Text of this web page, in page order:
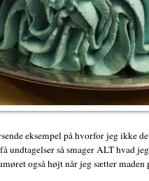
eksempel på hvorfor jeg ikke
undtagelser så smager ALT hvad
også højt når jeg sætter